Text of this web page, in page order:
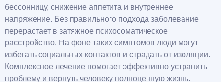
бессонницу, снижение аппетита и внутреннее
напряжение. Без правильного подхода заболевание
перерастает в затяжное психосоматическое
расстройство. На фоне таких симптомов люди могут
избегать социальных контактов и страдать от изоляции.
Комплексное лечение помогает эффективно устранить
проблему и вернуть человеку полноценную жизнь.